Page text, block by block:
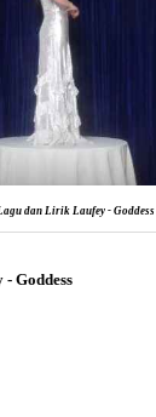
dan Lirik Laufey - Goddess
Goddess